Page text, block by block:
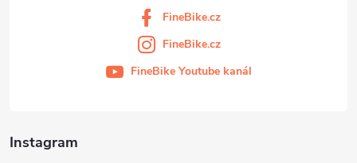
Instagram
FineBike.cz
FineBike.cz
FineBike Youtube kanál